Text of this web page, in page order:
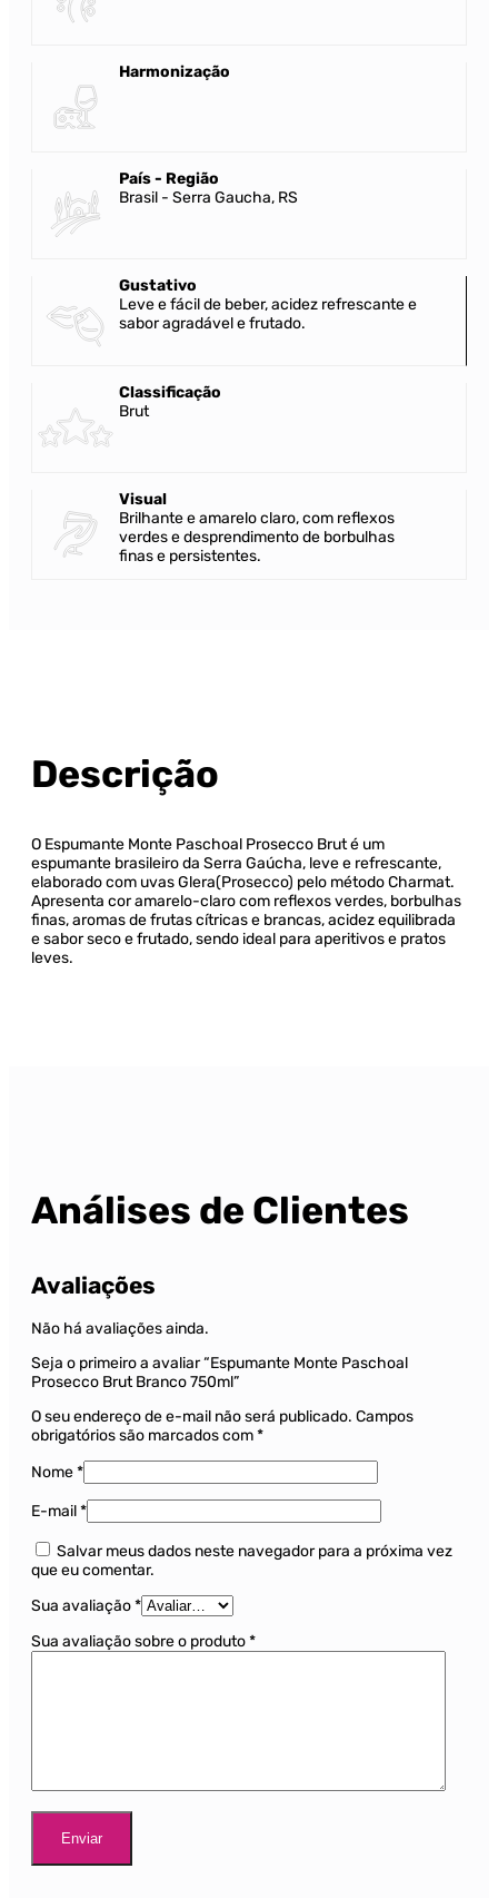
Harmonização
País - Região
Brasil - Serra Gaucha, RS
Gustativo
Leve e fácil de beber, acidez refrescante e
sabor agradável e frutado.
Classificação
Brut
Visual
Brilhante e amarelo claro, com reflexos
verdes e desprendimento de borbulhas
finas e persistentes.
Descrição
O Espumante Monte Paschoal Prosecco Brut é um
espumante brasileiro da Serra Gaúcha, leve e refrescante,
elaborado com uvas Glera(Prosecco) pelo método Charmat.
Apresenta cor amarelo-claro com reflexos verdes, borbulhas
finas, aromas de frutas cítricas e brancas, acidez equilibrada
e sabor seco e frutado, sendo ideal para aperitivos e pratos
leves.
Análises de Clientes
Avaliações
Não há avaliações ainda.
Seja o primeiro a avaliar “Espumante Monte Paschoal
Prosecco Brut Branco 750ml”
O seu endereço de e-mail não será publicado. Campos
obrigatórios são marcados com*
Nome*
E-mail*
Salvar meus dados neste navegador para a próxima vez
que eu comentar.
Sua avaliação*
Sua avaliação sobre o produto*